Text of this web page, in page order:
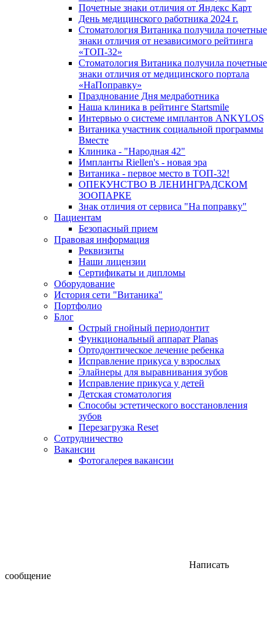
Почетные знаки отличия от Яндекс Карт
День медицинского работника 2024 г.
Стоматология Витаника получила почетные
знаки отличия от независимого рейтинга
«ТОП-32»
Стоматология Витаника получила почетные
знаки отличия от медицинского портала
«НаПоправку»
Празднование Дня медработника
Наша клиника в рейтинге Startsmile
Интервью о системе имплантов ANKYLOS
Витаника участник социальной программы
Вместе
Клиника - "Народная 42"
Импланты Riellen's - новая эра
Витаника - первое место в ТОП-32!
ОПЕКУНСТВО В ЛЕНИНГРАДСКОМ
ЗООПАРКЕ
Знак отличия от сервиса "На поправку"
Пациентам
Безопасный прием
Правовая информация
Реквизиты
Наши лицензии
Сертификаты и дипломы
Оборудование
История сети "Витаника"
Портфолио
Блог
Острый гнойный периодонтит
Функциональный аппарат Planas
Ортодонтическое лечение ребенка
Исправление прикуса у взрослых
Элайнеры для выравнивания зубов
Исправление прикуса у детей
Детская стоматология
Способы эстетического восстановления
зубов
Перезагрузка Reset
Сотрудничество
Вакансии
Фотогалерея вакансии
Написать
сообщение